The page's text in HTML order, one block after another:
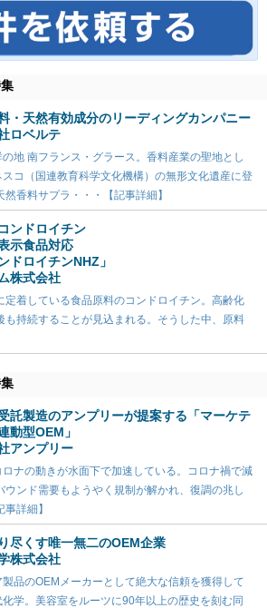
・天然有効成分のリーディングカンパニー
ロベルテ
地 南フランス・グラース。香料産業の聖地とし
スコ（国連教育科学文化機構）の無形文化遺産に登
香料サプラ・・・【記事詳細】
ンドロイチン
示食品対応
ドロイチンNHZ」
株式会社
定着している食品原料のコンドロイチン。高齢化
も持続することが見込まれる。そうした中、原料
託製造のアンプリーが提案する「マーケテ
動型OEM」
アンプリー
ロナの動きが水面下で加速している。コロナ禍で減
ンド需要もようやく規制が解かれ、復調の兆し
詳細】
尽くす唯一無二のOEM企業
株式会社
品のOEMメーカーとして絶大な信頼を獲得して
化学。美容室をルーツに90年以上の歴史を刻む同